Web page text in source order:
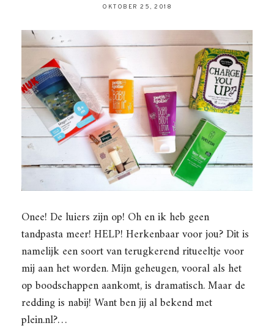
OKTOBER 25, 2018
Onee! De luiers zijn op! Oh en ik heb geen
tandpasta meer! HELP! Herkenbaar voor jou? Dit is
namelijk een soort van terugkerend ritueeltje voor
mij aan het worden. Mijn geheugen, vooral als het
op boodschappen aankomt, is dramatisch. Maar de
redding is nabij! Want ben jij al bekend met
plein.nl?…